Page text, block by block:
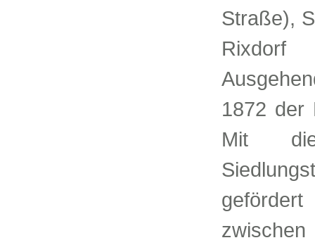
Straße),
Rixdorf
1872 der
Mit